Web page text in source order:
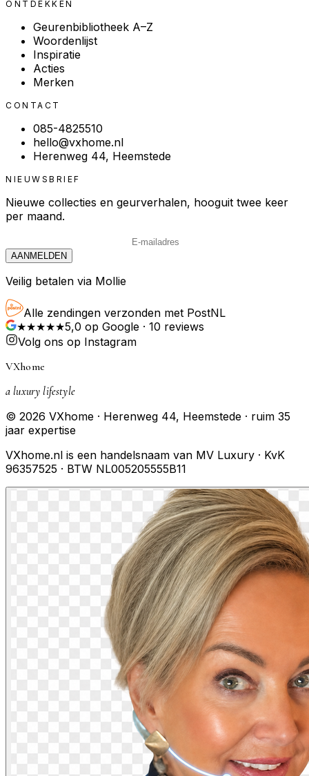
ONTDEKKEN
Geurenbibliotheek A–Z
Woordenlijst
Inspiratie
Acties
Merken
CONTACT
085-4825510
hello@vxhome.nl
Herenweg 44, Heemstede
NIEUWSBRIEF
Nieuwe collecties en geurverhalen, hooguit twee keer
per maand.
AANMELDEN
Veilig betalen via Mollie
Alle zendingen verzonden met PostNL
★★★★★5,0 op Google · 10 reviews
Volg ons op Instagram
VXhome
a luxury lifestyle
© 2026 VXhome · Herenweg 44, Heemstede · ruim 35
jaar expertise
VXhome.nl is een handelsnaam van MV Luxury · KvK
96357525 · BTW NL005205555B11